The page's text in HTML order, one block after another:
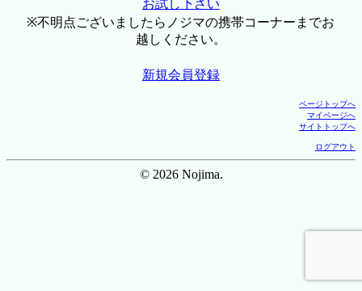
お試し下さい
※不明点ございましたらノジマの携帯コーナーまでお
越しください。
新規会員登録
ページトップへ
マイページへ
サイトトップへ
ログアウト
© 2026 Nojima.